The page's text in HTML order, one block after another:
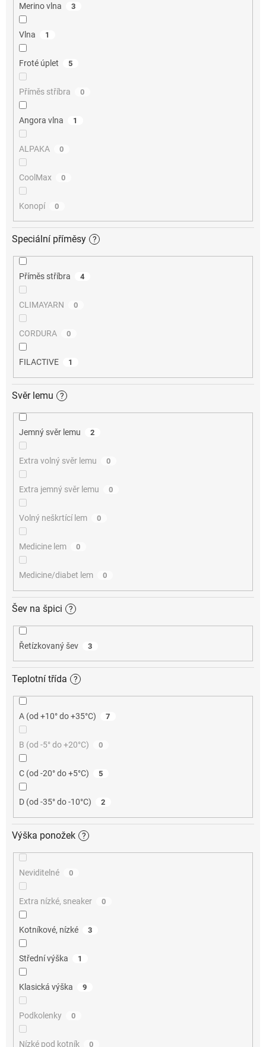
Merino vlna 3
Vlna 1
Froté úplet 5
Příměs stříbra 0
Angora vlna 1
ALPAKA 0
CoolMax 0
Konopí 0
Speciální příměsy ?
Příměs stříbra 4
CLIMAYARN 0
CORDURA 0
FILACTIVE 1
Svěr lemu ?
Jemný svěr lemu 2
Extra volný svěr lemu 0
Extra jemný svěr lemu 0
Volný neškrtící lem 0
Medicine lem 0
Medicine/diabet lem 0
Šev na špici ?
Řetízkovaný šev 3
Teplotní třída ?
A (od +10° do +35°C) 7
B (od -5° do +20°C) 0
C (od -20° do +5°C) 5
D (od -35° do -10°C) 2
Výška ponožek ?
Neviditelné 0
Extra nízké, sneaker 0
Kotníkové, nízké 3
Střední výška 1
Klasická výška 9
Podkolenky 0
Nízké pod kotník 0